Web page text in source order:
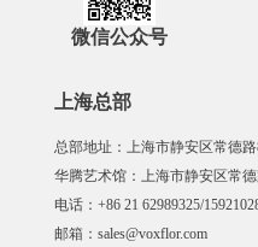
微信公众号
上海总部
总部地址：上海市静安区常德路
华腾艺术馆：上海市静安区常德
电话：+86 21 62989325/
邮箱：sales@voxflor.com